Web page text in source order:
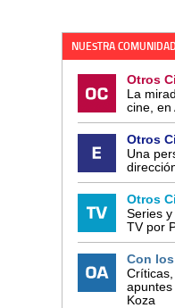
NUESTRA COMUNIDAD
Otros
La
cine, en
Otros
Una
Otros
Series
TV por
Con
Koza